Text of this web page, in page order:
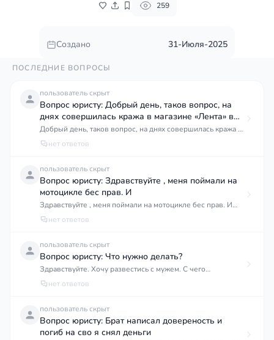
259
Создано 31-Июля-2025
ПОСЛЕДНИЕ ВОПРОСЫ
пользователь скрыт
Вопрос юристу: Добрый день, таков вопрос, на
днях совершилась кража в магазине «Лента» в
ночное время двумя подростками в возрасте 16 и
Добрый день, таков вопрос, на днях совершилась кража в
магазине «Лента» в ночное время двумя подростками в
стоимостью 750 рублей,товар был возвращен после
остановки охраника в магазине,тоесть не был вынесен за
пределы магазина,в отделе полиции хотят завести дело тк
хотят приписать групповое в сговоре,хотя сговора не
было,мысль своровать появилась спонтанно при виде
нет ответов
пользователь скрыт
Вопрос юристу: Здравствуйте , меня поймали на
мотоцикле бес прав. И
Здравствуйте , меня поймали на мотоцикле бес прав. И
номеров какой мне щас штраф будет , илишатли меня
нет ответов
пользователь скрыт
Вопрос юристу: Что нужно делать?
Здравствуйте. Хочу развестись с мужем. С чего
начинается процесс? Придя в суд .Что нужно делать?
нет ответов
пользователь скрыт
Вопрос юристу: Брат написал довереность и
погиб на сво я снял деньги